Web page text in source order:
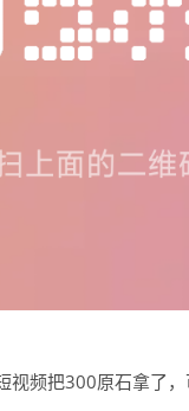
视频把300原石拿了